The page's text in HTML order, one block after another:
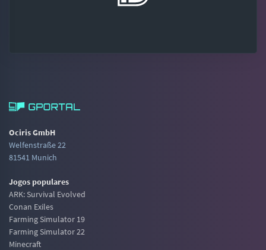
Ociris GmbH
Welfenstraße 22
81541 Munich
Jogos populares
ARK: Survival Evolved
Conan Exiles
Farming Simulator 19
Farming Simulator 22
Minecraft